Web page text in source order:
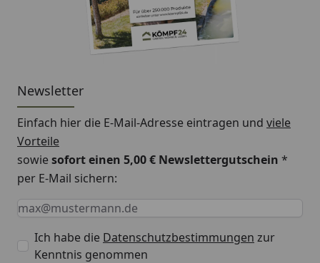
Newsletter
Einfach hier die E-Mail-Adresse eintragen und viele
Vorteile
sowiesofort einen 5,00 € Newslettergutschein *
per E-Mail sichern:
Keine Eingabe erforderlich
Eingabe erforderlich
E-Mail *
Ich habe die Datenschutzbestimmungen zur
Kenntnis genommen